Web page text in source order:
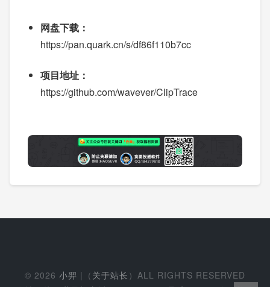
网盘下载：
https://pan.quark.cn/s/df86f110b7cc
项目地址：
https://github.com/wavever/ClipTrace
© 2026 小羿 |（ 关于站长 ）ALL RIGHTS RESERVED